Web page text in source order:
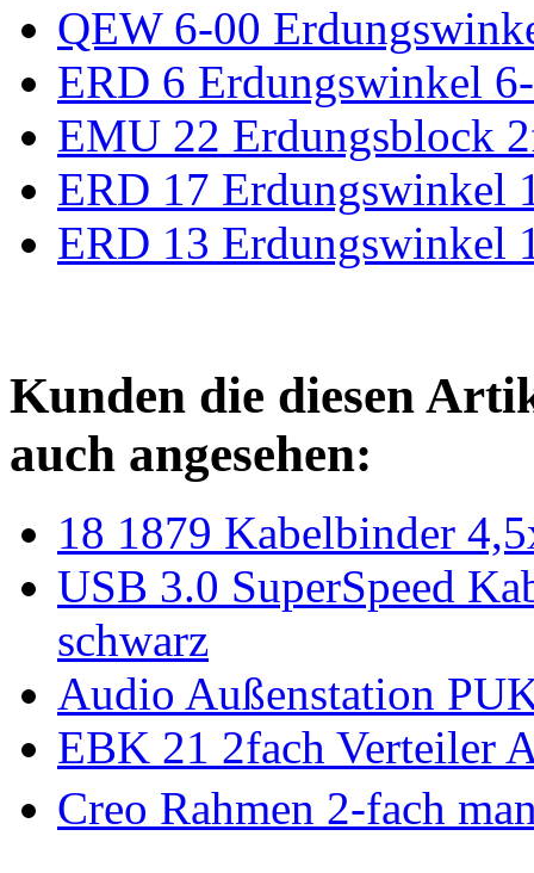
QEW 6-00
ERD 6 Erdungswinkel
EMU 22 Erdungsblock
ERD 17 Erdungswinkel
ERD 13 Erdungswinkel
Kunden die diesen
auch angesehen:
18 1879 Kabelbinder
USB 3.0 SuperSpeed
schwarz
Audio Außenstation
EBK 21 2fach Verteiler
Creo Rahmen 2-fach